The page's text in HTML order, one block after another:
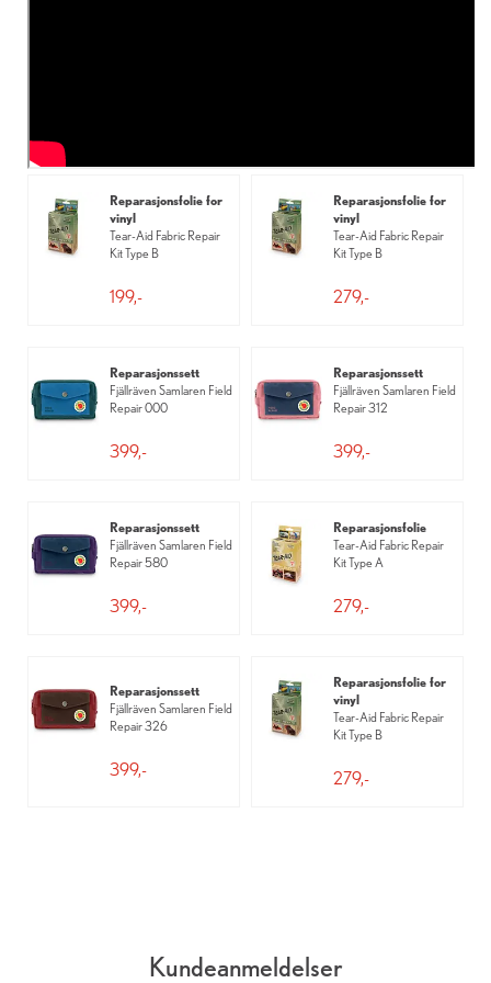
Reparasjonsfolie for
vinyl
Tear-Aid Fabric Repair
Kit Type B
199,-
Reparasjonsfolie for
vinyl
Tear-Aid Fabric Repair
Kit Type B
279,-
Reparasjonssett
Fjällräven Samlaren Field
Repair 000
399,-
Reparasjonssett
Fjällräven Samlaren Field
Repair 312
399,-
Reparasjonssett
Fjällräven Samlaren Field
Repair 580
399,-
Reparasjonsfolie
Tear-Aid Fabric Repair
Kit Type A
279,-
Reparasjonssett
Fjällräven Samlaren Field
Repair 326
399,-
Reparasjonsfolie for
vinyl
Tear-Aid Fabric Repair
Kit Type B
279,-
Kundeanmeldelser